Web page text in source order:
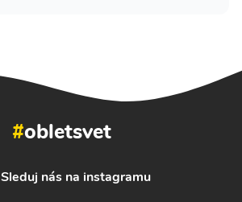
#obletsvet
Sleduj nás na instagramu